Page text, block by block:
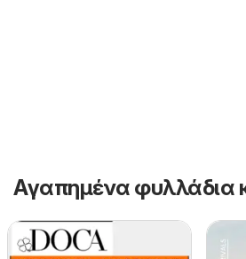
Αγαπημένα φυλλάδια